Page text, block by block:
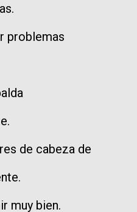
problemas
de cabeza de
muy bien.